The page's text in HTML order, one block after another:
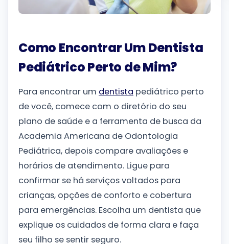
Como Encontrar Um Dentista
Pediátrico Perto de Mim?
Para encontrar um dentista pediátrico perto
de você, comece com o diretório do seu
plano de saúde e a ferramenta de busca da
Academia Americana de Odontologia
Pediátrica, depois compare avaliações e
horários de atendimento. Ligue para
confirmar se há serviços voltados para
crianças, opções de conforto e cobertura
para emergências. Escolha um dentista que
explique os cuidados de forma clara e faça
seu filho se sentir seguro.